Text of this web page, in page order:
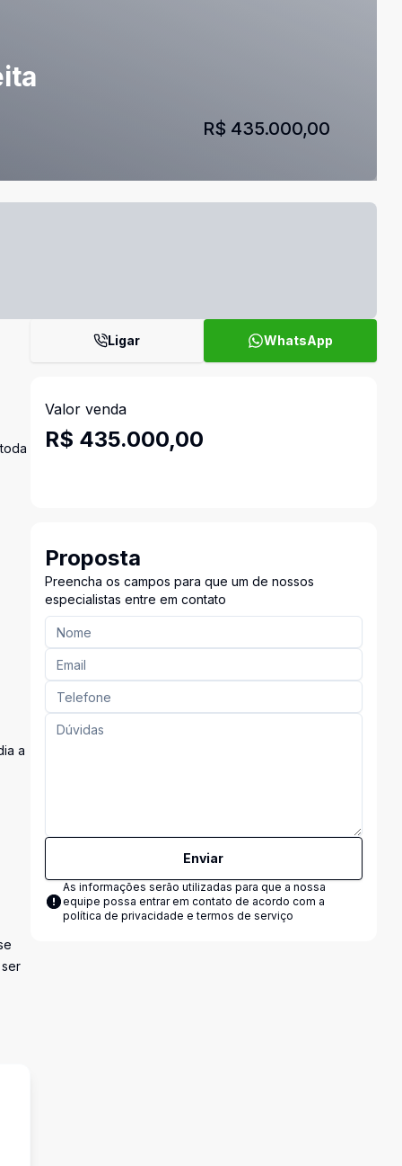
R$ 435.000,00
a
Ligar WhatsApp
Valor venda
R$ 435.000,00
Proposta
Preencha os campos para que um de nossos
especialistas entre em contato
Enviar
As informações serão utilizadas para que a nossa
equipe possa entrar em contato de acordo com a
política de privacidade e termos de serviço